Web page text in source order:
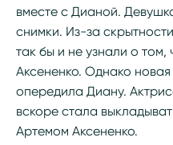
вместе с Дианой.
снимки. Из-за
так бы и не узнали о том,
Аксененко. Однако
опередила Диану.
вскоре стала
Артемом Аксененко.